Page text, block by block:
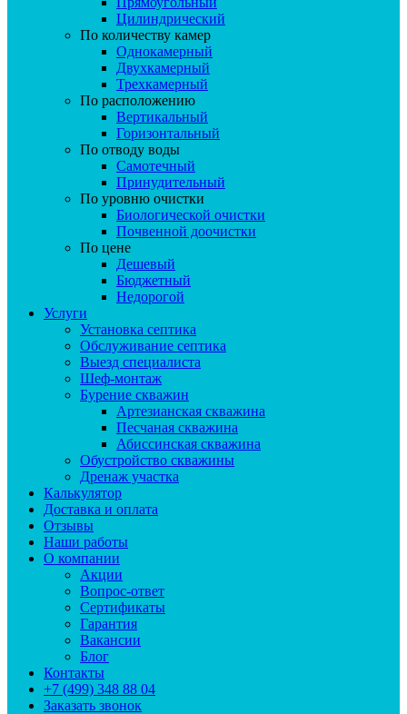
Цилиндрический
По количеству камер
Однокамерный
Двухкамерный
Трехкамерный
По расположению
Вертикальный
Горизонтальный
По отводу воды
Самотечный
Принудительный
По уровню очистки
Биологической очистки
Почвенной доочистки
По цене
Дешевый
Бюджетный
Недорогой
Услуги
Установка септика
Обслуживание септика
Выезд специалиста
Шеф-монтаж
Бурение скважин
Артезианская скважина
Песчаная скважина
Абиссинская скважина
Обустройство скважины
Дренаж участка
Калькулятор
Доставка и оплата
Отзывы
Наши работы
О компании
Акции
Вопрос-ответ
Сертификаты
Гарантия
Вакансии
Блог
Контакты
+7 (499) 348 88 04
Заказать звонок